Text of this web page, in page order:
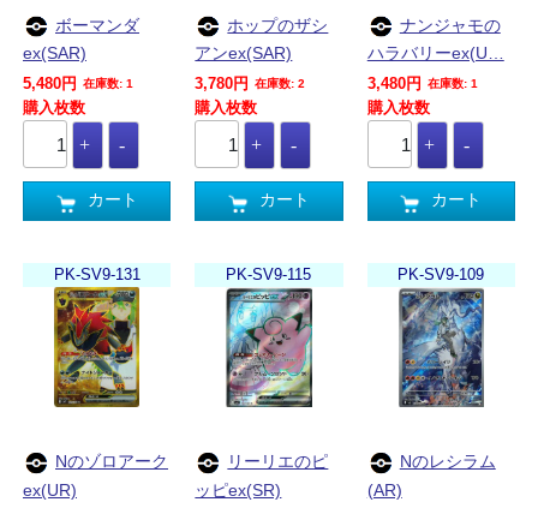
ボーマンダ
ex(SAR)
5,480円 在庫数: 1
購入枚数
カート
ホップのザシ
アンex(SAR)
3,780円 在庫数: 2
購入枚数
カート
ナンジャモの
ハラバリーex(U…
3,480円 在庫数: 1
購入枚数
カート
PK-SV9-131
Nのゾロアーク
ex(UR)
PK-SV9-115
リーリエのピ
ッピex(SR)
PK-SV9-109
Nのレシラム
(AR)